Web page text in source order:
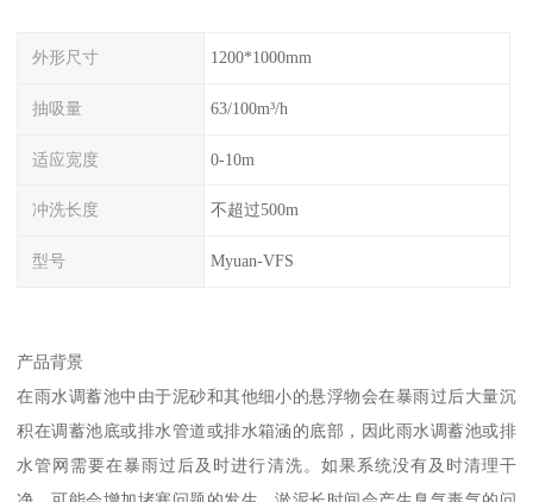
外形尺寸 1200*1000mm
抽吸量 63/100m³/h
适应宽度 0-10m
冲洗长度 不超过500m
型号 Myuan-VFS
产品背景
在雨水调蓄池中由于泥砂和其他细小的悬浮物会在暴雨过后大量沉
积在调蓄池底或排水管道或排水箱涵的底部，因此雨水调蓄池或排
水管网需要在暴雨过后及时进行清洗。如果系统没有及时清理干